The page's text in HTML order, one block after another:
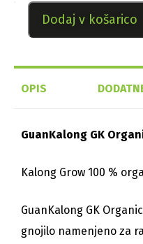
Dodaj v košarico
OPIS
GuanKalong GK
Kalong Grow 100 %
GuanKalong GK
gnojilo namenjeno za